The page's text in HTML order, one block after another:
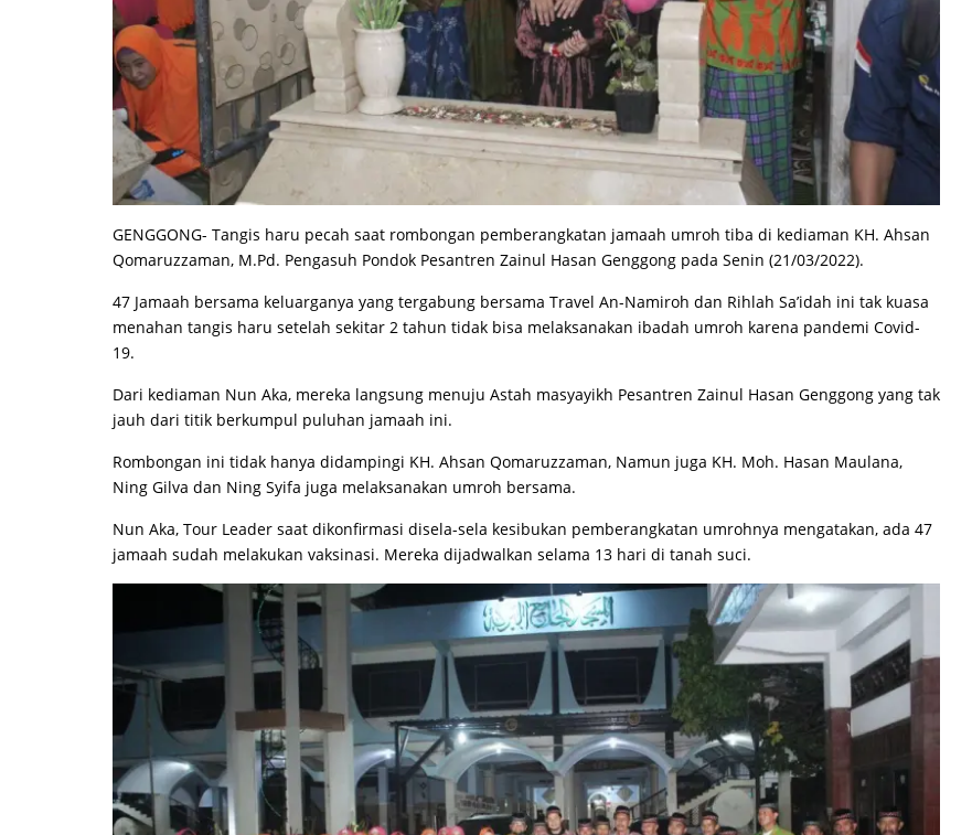
GENGGONG- Tangis haru pecah saat rombongan pemberangkatan jamaah umroh tiba di kediaman KH. Ahsan
Qomaruzzaman, M.Pd. Pengasuh Pondok Pesantren Zainul Hasan Genggong pada Senin (21/03/2022).
47 Jamaah bersama keluarganya yang tergabung bersama Travel An-Namiroh dan Rihlah Sa’idah ini tak kuasa
menahan tangis haru setelah sekitar 2 tahun tidak bisa melaksanakan ibadah umroh karena pandemi Covid-
19.
Dari kediaman Nun Aka, mereka langsung menuju Astah masyayikh Pesantren Zainul Hasan Genggong yang tak
jauh dari titik berkumpul puluhan jamaah ini.
Rombongan ini tidak hanya didampingi KH. Ahsan Qomaruzzaman, Namun juga KH. Moh. Hasan Maulana,
Ning Gilva dan Ning Syifa juga melaksanakan umroh bersama.
Nun Aka, Tour Leader saat dikonfirmasi disela-sela kesibukan pemberangkatan umrohnya mengatakan, ada 47
jamaah sudah melakukan vaksinasi. Mereka dijadwalkan selama 13 hari di tanah suci.